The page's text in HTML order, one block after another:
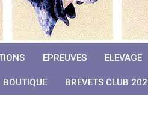
EPREUVES ELEVAGE
BOUTIQUE BREVETS CLUB